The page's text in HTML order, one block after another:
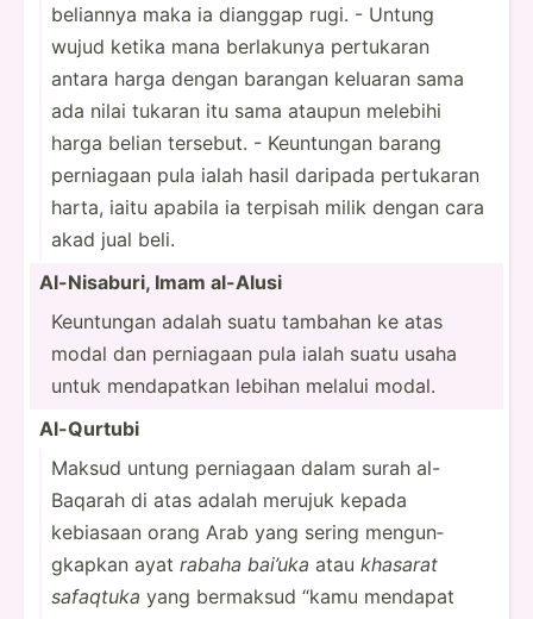
beliannya maka ia dianggap rugi. - Untung
wujud ketika mana berlakunya pertukaran
antara harga dengan barangan keluaran sama
ada nilai tukaran itu sama ataupun melebihi
harga belian tersebut. - Keuntungan barang
perniagaan pula ialah hasil daripada pertukaran
harta, iaitu apabila ia terpisah milik dengan cara
akad jual beli.
Al-Nis­aburi, Imam al-Alusi
Keuntungan adalah suatu tambahan ke atas
modal dan perniagaan pula ialah suatu usaha
untuk mendap­atkan lebihan melalui modal.
Al-Qurtubi
Maksud untung perniagaan dalam surah al-
Baqarah di atas adalah merujuk kepada
kebiasaan orang Arab yang sering mengun­
gkapkan ayat rabaha bai’uka atau khasarat
safaqtuka yang bermaksud “kamu mendapat